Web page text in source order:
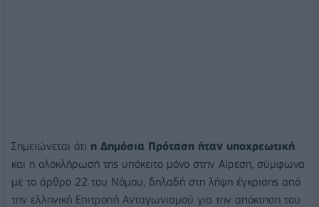
Σημειώνεται ότι η Δημόσια Πρόταση ήταν υποχρεωτική
και η ολοκλήρωσή της υπόκειτο μόνο στην Αίρεση, σύμφωνα
με το άρθρο 22 του Νόμου, δηλαδή στη λήψη έγκρισης από
την ελληνική Επιτροπή Ανταγωνισμού για την απόκτηση του